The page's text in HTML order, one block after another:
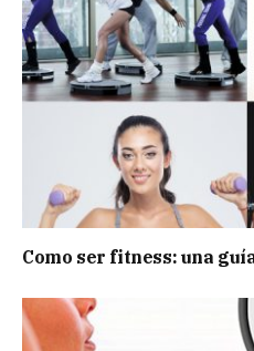
Como ser fitness: una